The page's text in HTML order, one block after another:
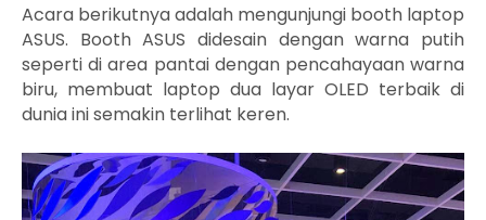
Acara berikutnya adalah mengunjungi booth laptop
ASUS. Booth ASUS didesain dengan warna putih
seperti di area pantai dengan pencahayaan warna
biru, membuat laptop dua layar OLED terbaik di
dunia ini semakin terlihat keren.